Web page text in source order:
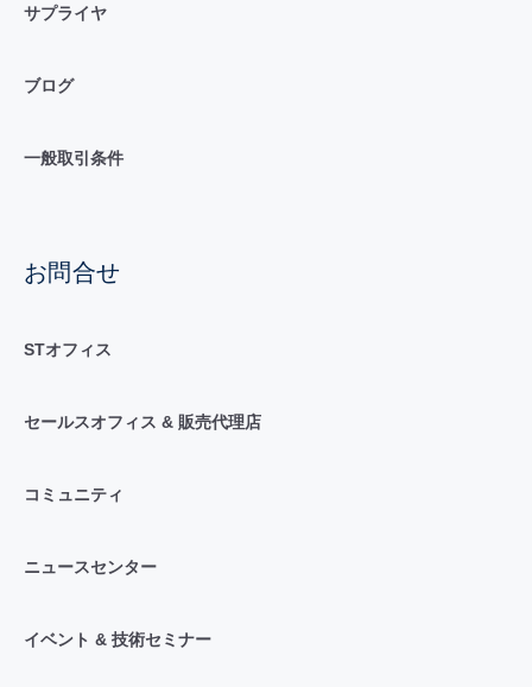
サプライヤ
ブログ
一般取引条件
お問合せ
STオフィス
セールスオフィス & 販売代理店
コミュニティ
ニュースセンター
イベント & 技術セミナー